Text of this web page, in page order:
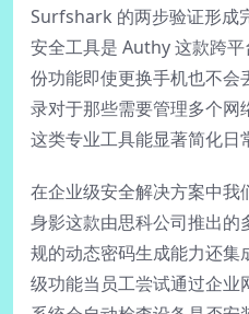
Surfshark 的两步验证形成
安全工具是 Authy 这款跨
份功能即使更换手机也不
录对于那些需要管理多个
这类专业工具能显著简化日
在企业级安全解决方案中
身影这款由思科公司推出的
规的动态密码生成能力还集
级功能当员工尝试通过企